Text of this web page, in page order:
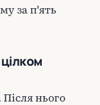
за п'ять
нього